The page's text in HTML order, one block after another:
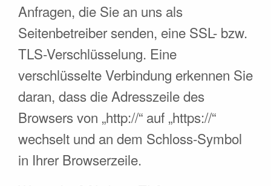
Anfragen, die Sie an uns als
Seitenbetreiber senden, eine SSL- bzw.
TLS-Verschlüsselung. Eine
verschlüsselte Verbindung erkennen Sie
daran, dass die Adresszeile des
Browsers von „http://“ auf „https://“
wechselt und an dem Schloss-Symbol
in Ihrer Browserzeile.